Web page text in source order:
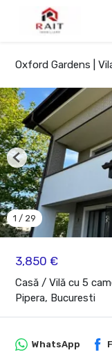
Oxford Gardens |
3,850 €
Casă / Vilă cu 5
Pipera, Bucuresti
1 / 29
Previous
WhatsApp